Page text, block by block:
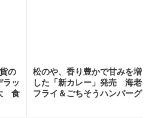
の
ラッ
食
松のや、香り豊かで甘みを増
した「新カレー」発売 海老
フライ＆ごちそうハンバーグ